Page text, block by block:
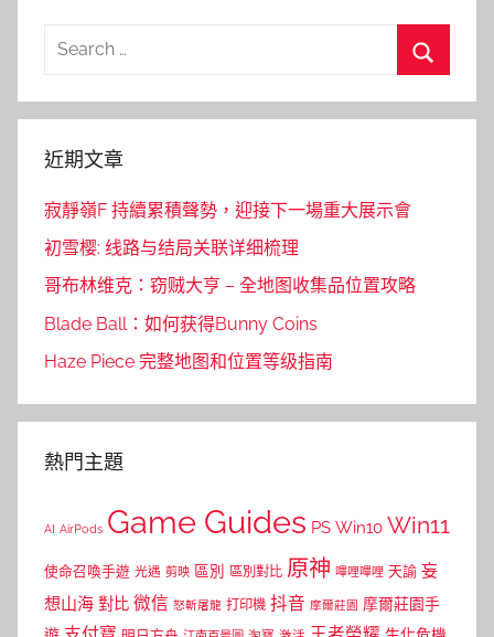
Search
近期文章
寂靜嶺F 持續累積聲勢，迎接下一場重大展示會
初雪樱: 线路与结局关联详细梳理
哥布林维克：窃贼大亨 – 全地图收集品位置攻略
Blade Ball：如何获得Bunny Coins
Haze Piece 完整地图和位置等级指南
熱門主題
AI AirPods Game Guides PS Win10 Win11
使命召喚手遊 光遇 剪映 區別 區別對比 原神 嗶哩嗶哩 天諭 妄
想山海 對比 微信 怒斬屠龍 打印機 抖音 摩爾莊園 摩爾莊園手